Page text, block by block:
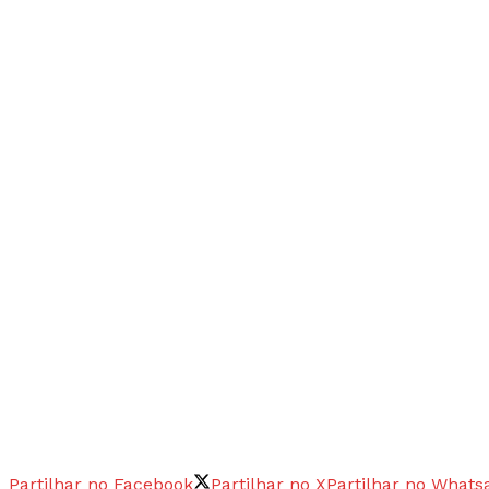
Partilhar no Facebook Partilhar no XPartilhar no